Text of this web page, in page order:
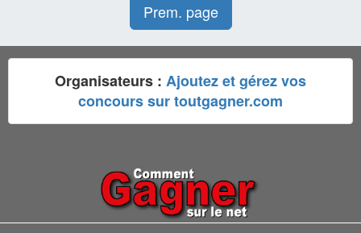
Prem. page
Organisateurs : Ajoutez et gérez vos
concours sur toutgagner.com